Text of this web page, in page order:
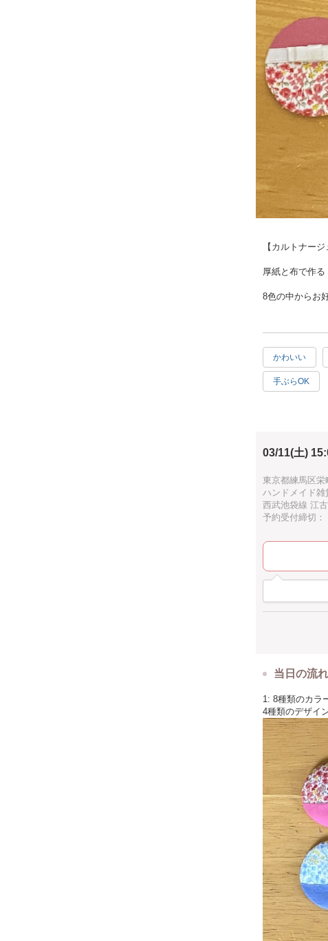
【カルトナー
厚紙と布で作る
8色の中からお
ハートの金具
かわいいキー
ですね☆d(^_^o)
みなさんと、も
ご一緒できる
かわいい
手ぶらOK
03/11(土)
東京都練馬区栄
ハンドメイド
西武池袋線 江
予約受付締切：
当日の流
1: 8種類のカラ
4種類のデザイ